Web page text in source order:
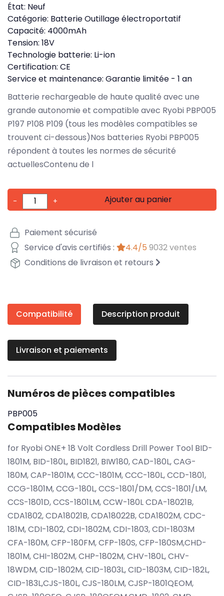
État: Neuf
Catégorie: Batterie Outillage électroportatif
Capacité: 4000mAh
Tension: 18V
Technologie batterie: Li-ion
Certification: CE
Service et maintenance: Garantie limitée - 1 an
Batterie rechargeable de haute qualité avec une
grande autonomie et compatible avec Ryobi PBP005
P197 P108 P109 (tous les modèles compatibles se
trouvent ci-dessous)Nos batteries Ryobi PBP005
répondent à toutes les normes de sécurité
actuellesContenu de l
- + Ajouter au panier
Paiement sécurisé
Service d'avis certifiés :
4.4/5 9032 ventes
Conditions de livraison et retours
Compatibilité Description produit
Livraison et paiements
Numéros de pièces compatibles
PBP005
Compatibles Modèles
for Ryobi ONE+ 18 Volt Cordless Drill Power Tool BID-
1801M, BID-180L, BID1821, BIW180, CAD-180L, CAG-
180M, CAP-1801M, CCC-1801M, CCC-180L, CCD-1801,
CCG-1801M, CCG-180L, CCS-1801/DM, CCS-1801/LM,
CCS-1801D, CCS-1801LM, CCW-180L CDA-18021B,
CDA1802, CDA18021B, CDA18022B, CDA1802M, CDC-
181M, CDI-1802, CDI-1802M, CDI-1803, CDI-1803M
CFA-180M, CFP-180FM, CFP-180S, CFP-180SM,CHD-
1801M, CHI-1802M, CHP-1802M, CHV-180L, CHV-
18WDM, CID-1802M, CID-1803L, CID-1803M, CID-182L,
CID-183L,CJS-180L, CJS-180LM, CJSP-1801QEOM,